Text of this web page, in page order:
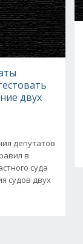
двух
депутатов
в
суда
судов двух